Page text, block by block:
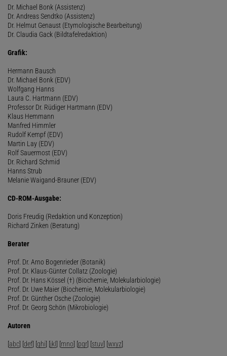
Dr. Michael Bonk (Assistenz)
Dr. Andreas Sendtko (Assistenz)
Dr. Helmut Genaust (Etymologische Bearbeitung)
Dr. Claudia Gack (Bildtafelredaktion)
Grafik:
Hermann Bausch
Dr. Michael Bonk (EDV)
Wolfgang Hanns
Laura C. Hartmann (EDV)
Professor Dr. Rüdiger Hartmann (EDV)
Klaus Hemmann
Manfred Himmler
Rudolf Kempf (EDV)
Martin Lay (EDV)
Rolf Sauermost (EDV)
Dr. Richard Schmid
Hanns Strub
Melanie Waigand-Brauner (EDV)
CD-ROM-Ausgabe:
Doris Freudig (Redaktion und Konzeption)
Richard Zinken (Beratung)
Berater
Prof. Dr. Arno Bogenrieder (Botanik)
Prof. Dr. Klaus-Günter Collatz (Zoologie)
Prof. Dr. Hans Kössel (†) (Biochemie, Molekularbiologie)
Prof. Dr. Uwe Maier (Biochemie, Molekularbiologie)
Prof. Dr. Günther Osche (Zoologie)
Prof. Dr. Georg Schön (Mikrobiologie)
Autoren
[abc] [def] [ghi] [jkl] [mno] [pqr] [stuv] [wxyz]